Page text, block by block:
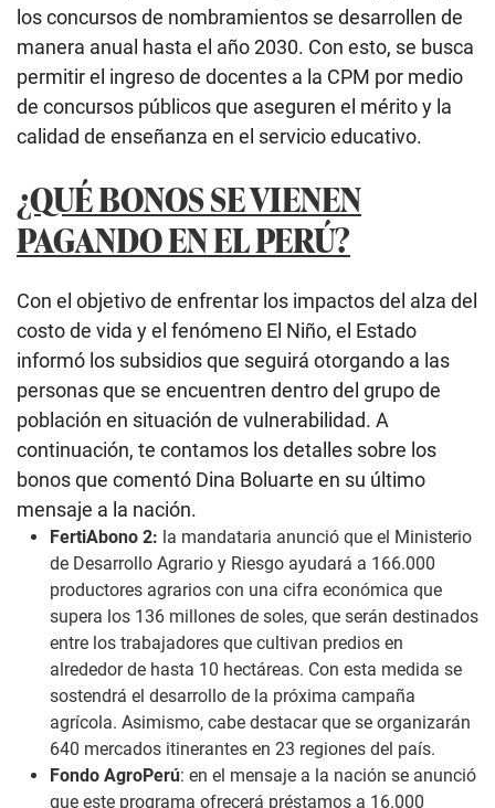
los concursos de nombramientos se desarrollen de
manera anual hasta el año 2030. Con esto, se busca
permitir el ingreso de docentes a la CPM por medio
de concursos públicos que aseguren el mérito y la
calidad de enseñanza en el servicio educativo.
¿QUÉ BONOS SE VIENEN
PAGANDO EN EL PERÚ?
Con el objetivo de enfrentar los impactos del alza del
costo de vida y el fenómeno El Niño, el Estado
informó los subsidios que seguirá otorgando a las
personas que se encuentren dentro del grupo de
población en situación de vulnerabilidad. A
continuación, te contamos los detalles sobre los
bonos que comentó Dina Boluarte en su último
mensaje a la nación.
FertiAbono 2: la mandataria anunció que el Ministerio
de Desarrollo Agrario y Riesgo ayudará a 166.000
productores agrarios con una cifra económica que
supera los 136 millones de soles, que serán destinados
entre los trabajadores que cultivan predios en
alrededor de hasta 10 hectáreas. Con esta medida se
sostendrá el desarrollo de la próxima campaña
agrícola. Asimismo, cabe destacar que se organizarán
640 mercados itinerantes en 23 regiones del país.
Fondo AgroPerú: en el mensaje a la nación se anunció
que este programa ofrecerá préstamos a 16.000